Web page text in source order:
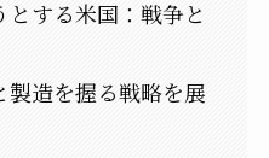
する米国：戦争と
造を握る戦略を展